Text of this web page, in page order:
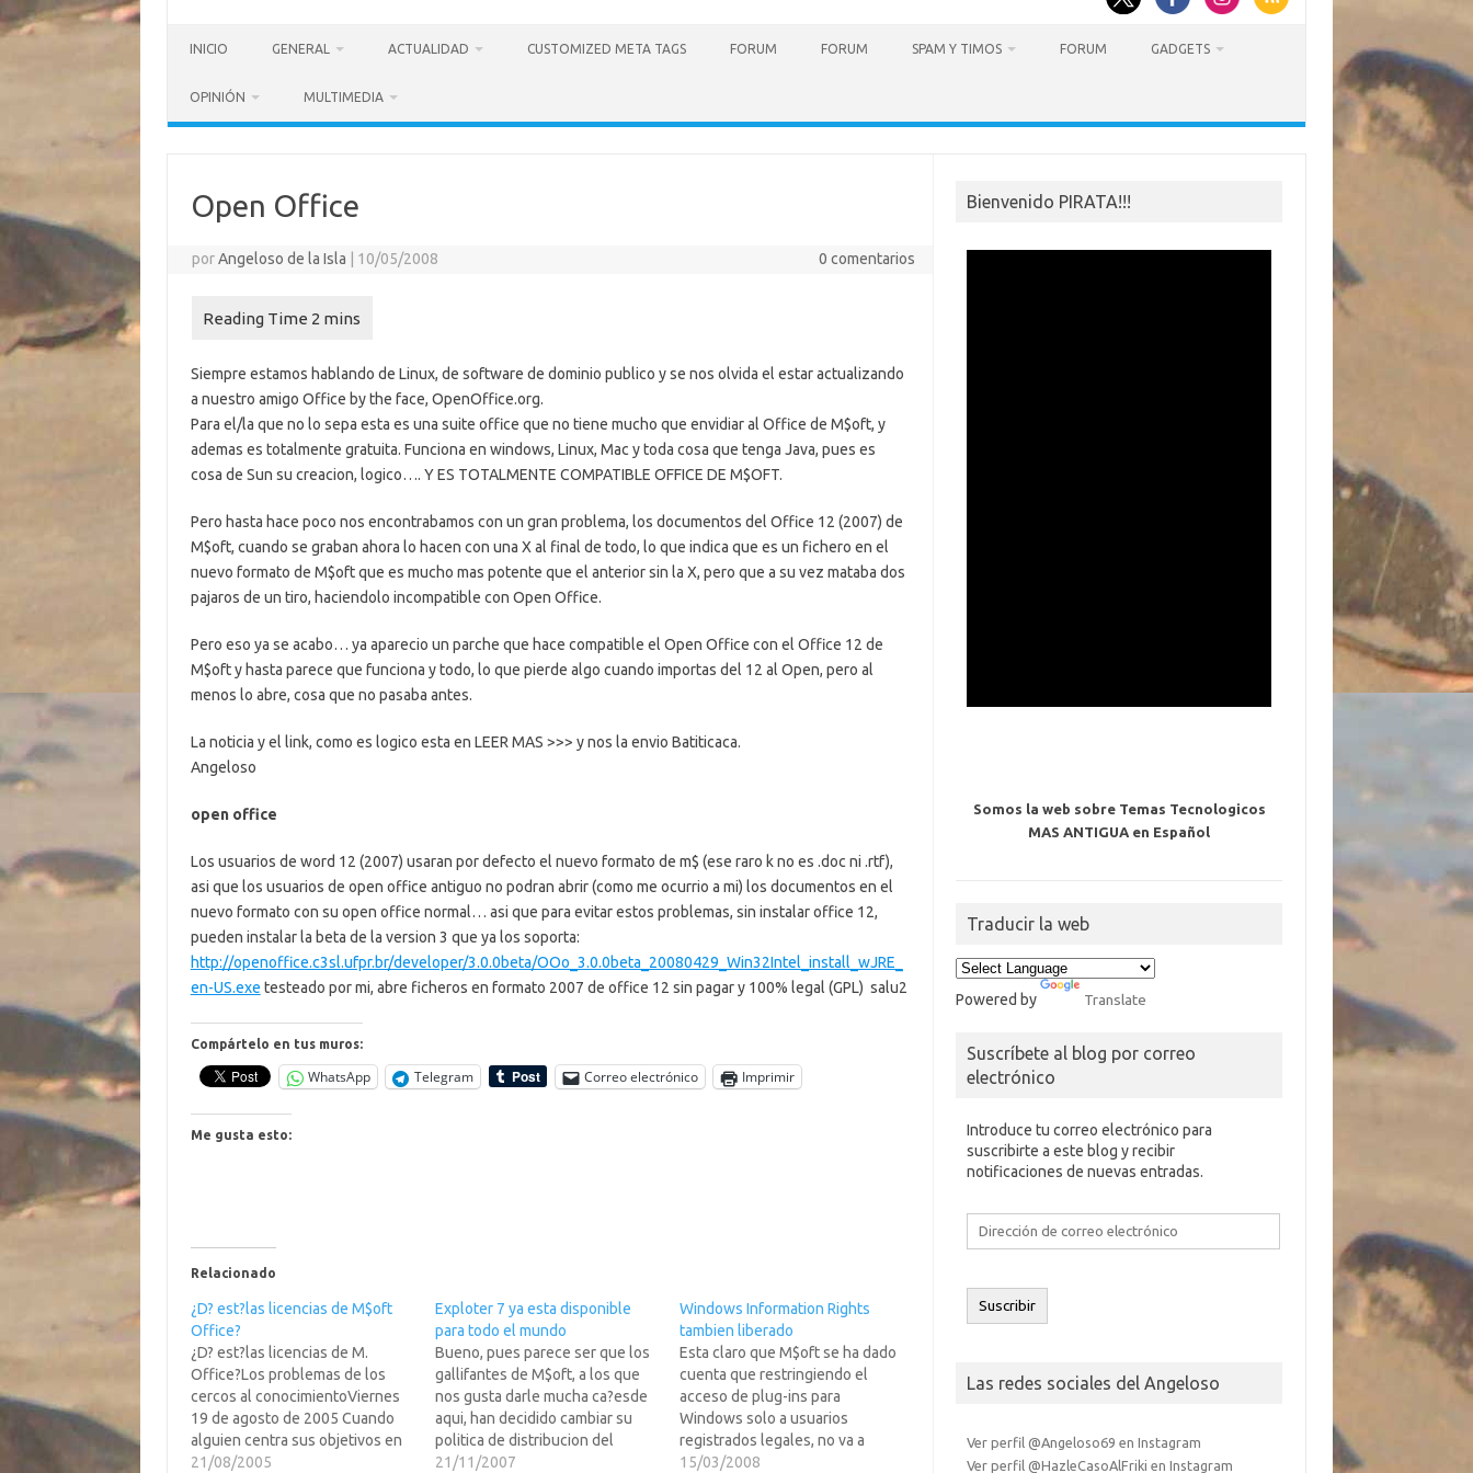
INICIO GENERAL ACTUALIDAD CUSTOMIZED META TAGS FORUM FORUM SPAM Y TIMOS FORUM GADGETS
OPINIÓN MULTIMEDIA
Open Office
porAngeloso de la Isla 10/05/2008 0 comentarios
Siempre estamos hablando de Linux, de software de dominio publico y se nos olvida el estar actualizando
a nuestro amigo Office by the face, OpenOffice.org.
Para el/la que no lo sepa esta es una suite office que no tiene mucho que envidiar al Office de M$oft, y
ademas es totalmente gratuita. Funciona en windows, Linux, Mac y toda cosa que tenga Java, pues es
cosa de Sun su creacion, logico…. Y ES TOTALMENTE COMPATIBLE OFFICE DE M$OFT.
Pero hasta hace poco nos encontrabamos con un gran problema, los documentos del Office 12 (2007) de
M$oft, cuando se graban ahora lo hacen con una X al final de todo, lo que indica que es un fichero en el
nuevo formato de M$oft que es mucho mas potente que el anterior sin la X, pero que a su vez mataba dos
pajaros de un tiro, haciendolo incompatible con Open Office.
Pero eso ya se acabo… ya aparecio un parche que hace compatible el Open Office con el Office 12 de
M$oft y hasta parece que funciona y todo, lo que pierde algo cuando importas del 12 al Open, pero al
menos lo abre, cosa que no pasaba antes.
La noticia y el link, como es logico esta en LEER MAS >>> y nos la envio Batiticaca.
Angeloso
open office
Los usuarios de word 12 (2007) usaran por defecto el nuevo formato de m$ (ese raro k no es .doc ni .rtf),
asi que los usuarios de open office antiguo no podran abrir (como me ocurrio a mi) los documentos en el
nuevo formato con su open office normal… asi que para evitar estos problemas, sin instalar office 12,
pueden instalar la beta de la version 3 que ya los soporta:
http://openoffice.c3sl.ufpr.br/developer/3.0.0beta/OOo_3.0.0beta_20080429_Win32Intel_install_wJRE_
en-US.exe testeado por mi, abre ficheros en formato 2007 de office 12 sin pagar y 100% legal (GPL) salu2
Compártelo en tus muros:
WhatsApp Telegram Correo electrónico Imprimir
Me gusta esto:
Relacionado
¿D? est?las licencias de M$oft
Office?
¿D? est?las licencias de M.
Office?Los problemas de los
cercos al conocimientoViernes
19 de agosto de 2005 Cuando
alguien centra sus objetivos en
el lucro por el lucro suele
21/08/2005
Exploter 7 ya esta disponible
para todo el mundo
Bueno, pues parece ser que los
gallifantes de M$oft, a los que
nos gusta darle mucha ca?esde
aqui, han decidido cambiar su
politica de distribucion del
Exploter 7 y ahora ya no es
21/11/2007
Windows Information Rights
tambien liberado
Esta claro que M$oft se ha dado
cuenta que restringiendo el
acceso de plug-ins para
Windows solo a usuarios
registrados legales, no va a
ninguna parte... y que mas que
15/03/2008
Bienvenido PIRATA!!!
Somos la web sobre Temas Tecnologicos
MAS ANTIGUA en Español
Traducir la web
Powered by Translate
Suscríbete al blog por correo
electrónico
Introduce tu correo electrónico para
suscribirte a este blog y recibir
notificaciones de nuevas entradas.
Dirección
electrónico
Suscribir
Las redes sociales del Angeloso
Ver perfil @Angeloso69 en Instagram
Ver perfil @HazleCasoAlFriki en Instagram